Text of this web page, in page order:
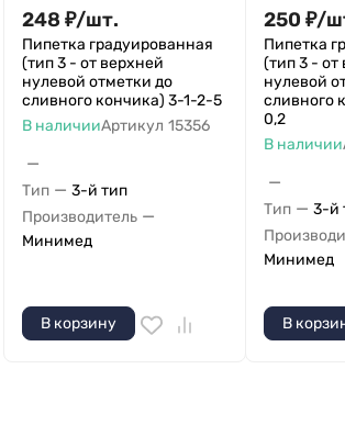
248 ₽/шт.
Пипетка градуированная
(тип 3 - от верхней
нулевой отметки до
сливного кончика) 3-1-2-5
В наличииАртикул 15356
—
Тип — 3-й тип
Производитель —
Минимед
В корзину
250 ₽/
Пипетка
(тип 3 - от
нулевой
сливного
0,2
В наличии
—
Тип — 3-й
Минимед
В